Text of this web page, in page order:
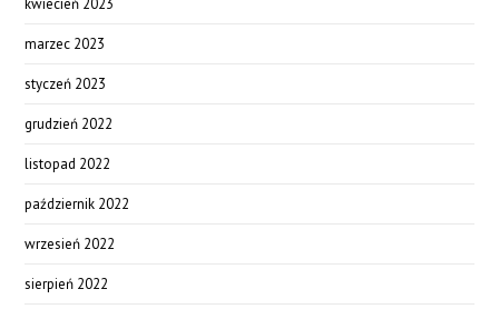
marzec 2023
styczeń 2023
grudzień 2022
listopad 2022
październik 2022
wrzesień 2022
sierpień 2022